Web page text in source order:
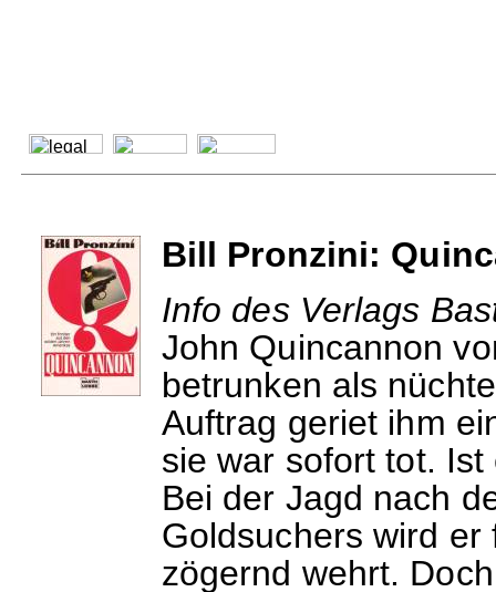
Bill Pronzini:
Info des Verlags
John Quincannon
betrunken als
Auftrag geriet ihm
sie war sofort tot.
Bei der Jagd nach
Goldsuchers wird
zögernd wehrt.